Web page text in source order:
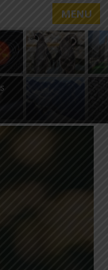
MENU